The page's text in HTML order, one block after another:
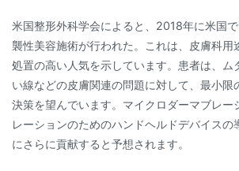
米国整形外科学会によると、2018年に米国
襲性美容施術が行われた。これは、皮膚科用
処置の高い人気を示しています。患者は、ム
い線などの皮膚関連の問題に対して、最小限
決策を望んでいます。マイクロダーマブレー
レーションのためのハンドヘルドデバイスの
にさらに貢献すると予想されます。